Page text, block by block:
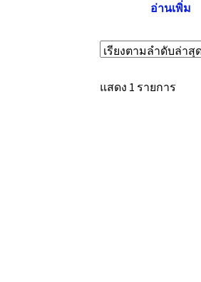
อ่านเพิ่ม
แสดง 1 รายการ